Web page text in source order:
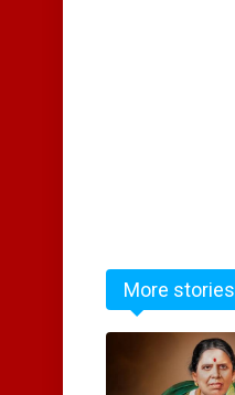
More stories